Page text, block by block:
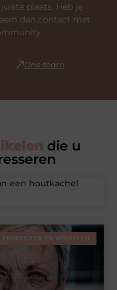
plaats. Heb je
dan contact met
Ons team
die u
een houtkachel
PRODUCTEN EN WINKELEN